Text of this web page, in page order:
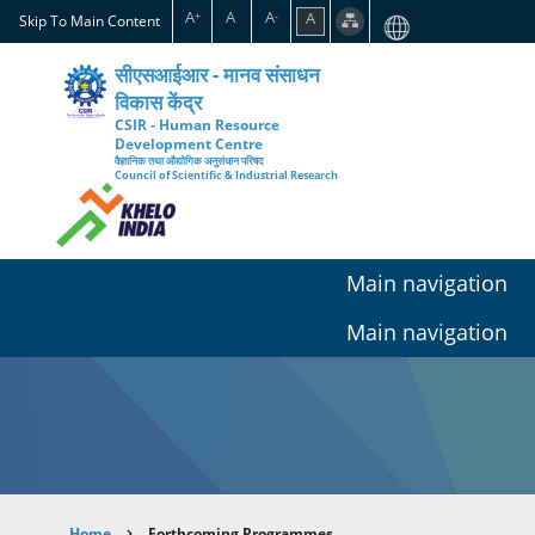
Skip
to
content
Skip To Main Content A+ A A- A
सीएसआईआर - मानव संसाधन
विकास केंद्र
CSIR - Human Resource
Development Centre
वैज्ञानिक तथा औद्योगिक अनुसंधान परिषद
Council of Scientific & Industrial Research
Main navigation
Main navigation